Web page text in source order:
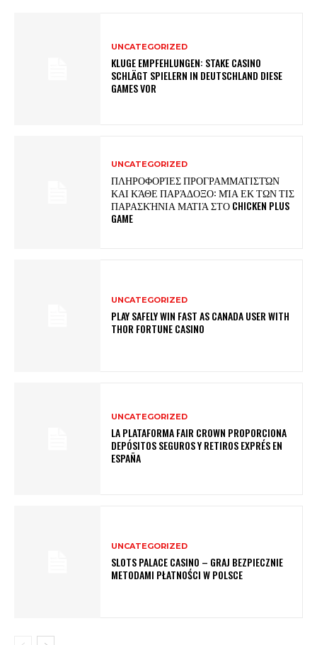
UNCATEGORIZED
KLUGE EMPFEHLUNGEN: STAKE CASINO
SCHLÄGT SPIELERN IN DEUTSCHLAND DIESE
GAMES VOR
UNCATEGORIZED
ΠΛΗΡΟΦΟΡΊΕΣ ΠΡΟΓΡΑΜΜΑΤΙΣΤΏΝ
ΚΑΙ ΚΆΘΕ ΠΑΡΆΔΟΞΟ: ΜΊΑ ΕΚ ΤΩΝ ΤΙΣ
ΠΑΡΑΣΚΉΝΙΑ ΜΑΤΙΆ ΣΤΟ CHICKEN PLUS
GAME
UNCATEGORIZED
PLAY SAFELY WIN FAST AS CANADA USER WITH
THOR FORTUNE CASINO
UNCATEGORIZED
LA PLATAFORMA FAIR CROWN PROPORCIONA
DEPÓSITOS SEGUROS Y RETIROS EXPRÉS EN
ESPAÑA
UNCATEGORIZED
SLOTS PALACE CASINO – GRAJ BEZPIECZNIE
METODAMI PŁATNOŚCI W POLSCE